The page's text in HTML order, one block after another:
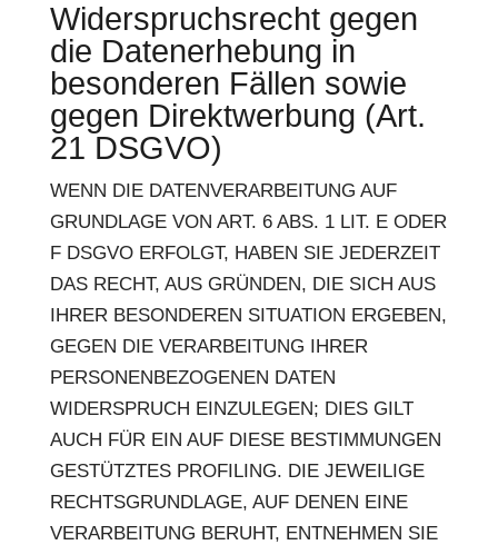
Widerspruchsrecht gegen
die Datenerhebung in
besonderen Fällen sowie
gegen Direktwerbung (Art.
21 DSGVO)
WENN DIE DATENVERARBEITUNG AUF
GRUNDLAGE VON ART. 6 ABS. 1 LIT. E ODER
F DSGVO ERFOLGT, HABEN SIE JEDERZEIT
DAS RECHT, AUS GRÜNDEN, DIE SICH AUS
IHRER BESONDEREN SITUATION ERGEBEN,
GEGEN DIE VERARBEITUNG IHRER
PERSONENBEZOGENEN DATEN
WIDERSPRUCH EINZULEGEN; DIES GILT
AUCH FÜR EIN AUF DIESE BESTIMMUNGEN
GESTÜTZTES PROFILING. DIE JEWEILIGE
RECHTSGRUNDLAGE, AUF DENEN EINE
VERARBEITUNG BERUHT, ENTNEHMEN SIE